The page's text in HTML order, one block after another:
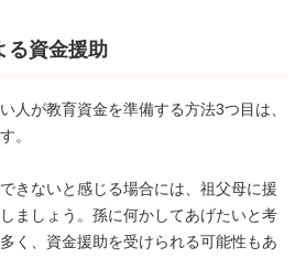
資金援助
人が教育資金を準備する方法3つ目は、
。
きないと感じる場合には、祖父母に援
ましょう。孫に何かしてあげたいと考
く、資金援助を受けられる可能性もあ